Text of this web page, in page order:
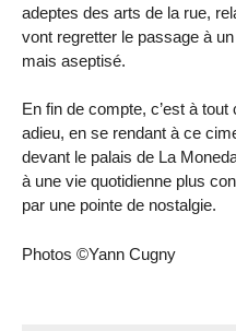
adeptes des arts de la rue,
vont regretter le passage à
mais aseptisé.
En fin de compte, c’est à
adieu, en se rendant à ce
devant le palais de La
à une vie quotidienne plus
par une pointe de nostalgie.
Photos ©Yann Cugny